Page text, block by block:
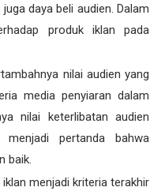
daya beli audien. Dalam
produk iklan pada
nilai audien yang
media penyiaran dalam
nilai keterlibatan audien
pertanda bahwa
baik.
menjadi kriteria terakhir